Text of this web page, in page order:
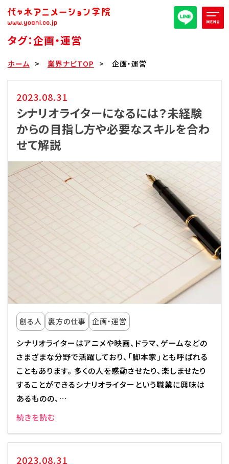
パンフレット取り寄せ
全日・夜間・通信 高等部
大学部
代アニ概要
学部・学科紹介
校舎・施設
就職・キャリア
入学情報
在学生の活躍
イベント
業界ナビ
新着情報
タグ：企画・運営
ホーム 業界ナビTOP 企画・運営
2023.08.31
シナリオライターになるには？未経験
からの目指し方や必要なスキルを合わ
せて解説
創る人 裏方の仕事 企画・運営
シナリオライターはアニメや映画、ドラマ、ゲームなどの
さまざまな分野で活躍しており、「脚本家」とも呼ばれる
こともあります。 多くの人を感動させたり、楽しませたり
することができるシナリオライターという職業に興味は
あるものの、…
続きを読む
2023.08.31